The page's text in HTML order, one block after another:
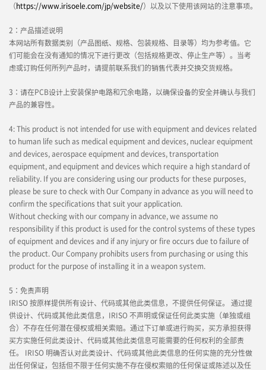
（https://www.irisoele.com/jp/website/）以及以下使用该网站的注意事项。
2：产品描述说明
本网站所有数据类别（产品图纸、规格、包装规格、目录等）均为参考值。它
们可能会在没有通知的情况下进行更改（包括规格更改、停止生产等）。当考
虑或订购任何所列产品时，请提前联系我们的销售代表并交换交货规格。
3：请在PCB设计上安装保护电路和冗余电路，以确保设备的安全并确认与我们
产品的兼容性。
4: This product is not intended for use with equipment and devices related
to human life such as medical equipment and devices, nuclear equipment
and devices, aerospace equipment and devices, transportation
equipment, and equipment and devices which require a high standard of
reliability. If you are considering using our products for these purposes,
please be sure to check with Our Company in advance as you will need to
confirm the specifications that suit your application.
Without checking with our company in advance, we assume no
responsibility if this product is used for the control systems of these types
of equipment and devices and if any injury or fire occurs due to failure of
the product. Our Company prohibits users from purchasing or using this
product for the purpose of installing it in a weapon system.
5：免责声明
IRISO 按原样提供所有设计、代码或其他此类信息，不提供任何保证。 通过提
供设计、代码或其他此类信息，IRISO 不声明或保证任何此类实施（单独或组
合）不存在任何潜在侵权或相关索赔。通过下订单或进行购买，买方承担获得
买方实施任何此类设计、代码或其他此类信息可能需要的任何权利的全部责
任。 IRISO 明确否认对此类设计、代码或其他此类信息的任何实施的充分性做
出任何保证，包括但不限于任何实施不存在侵权索赔的任何保证或陈述以及任